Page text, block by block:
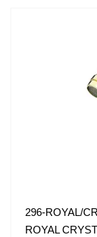
296-ROYAL/
ROYAL